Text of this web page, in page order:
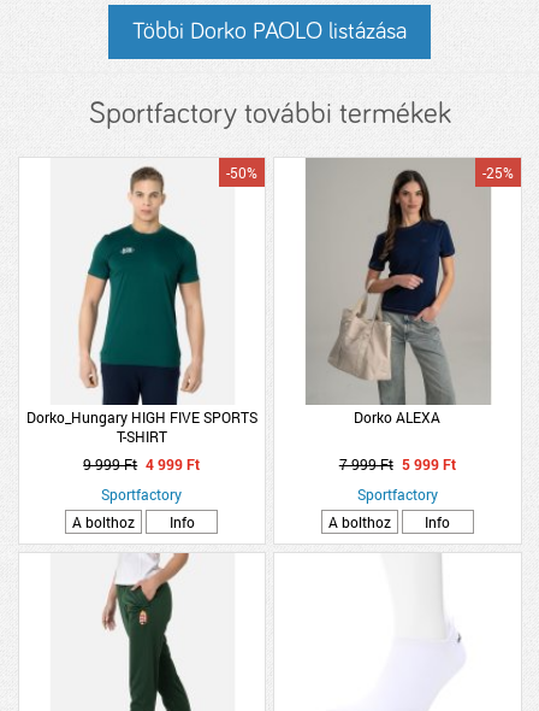
Többi Dorko PAOLO listázása
Sportfactory további termékek
Dorko_Hungary HIGH FIVE SPORTS
T-SHIRT
-50%
9 999 Ft 4 999 Ft
Sportfactory
A bolthoz
Info
Dorko ALEXA
-25%
7 999 Ft 5 999 Ft
Sportfactory
A bolthoz
Info